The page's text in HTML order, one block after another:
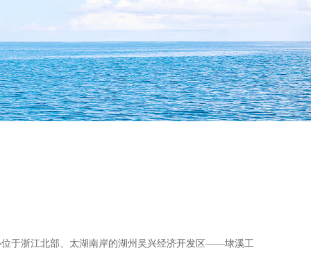
位于浙江北部、太湖南岸的湖州吴兴经济开发区——埭溪工